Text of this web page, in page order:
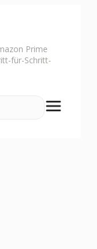
Prime
für-Schritt-